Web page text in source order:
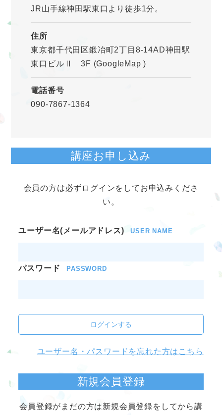
JR山手線神田駅東口より徒歩1分。
住所
東京都千代田区鍛冶町2丁目8-14AD神田駅
東口ビルⅡ 3F (GoogleMap)
電話番号
090-7867-1364
講座お申し込み
会員の方は必ずログインをしてお申込みくださ
い。
ユーザー名(メールアドレス) USER NAME
パスワード PASSWORD
ログインする
ユーザー名・パスワードを忘れた方はこちら
新規会員登録
会員登録がまだの方は新規会員登録をしてから講